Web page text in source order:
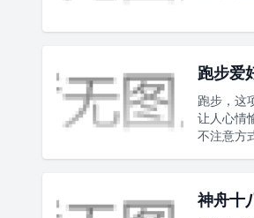
跑步爱
跑步，这
让人心情
不注意方
神舟十